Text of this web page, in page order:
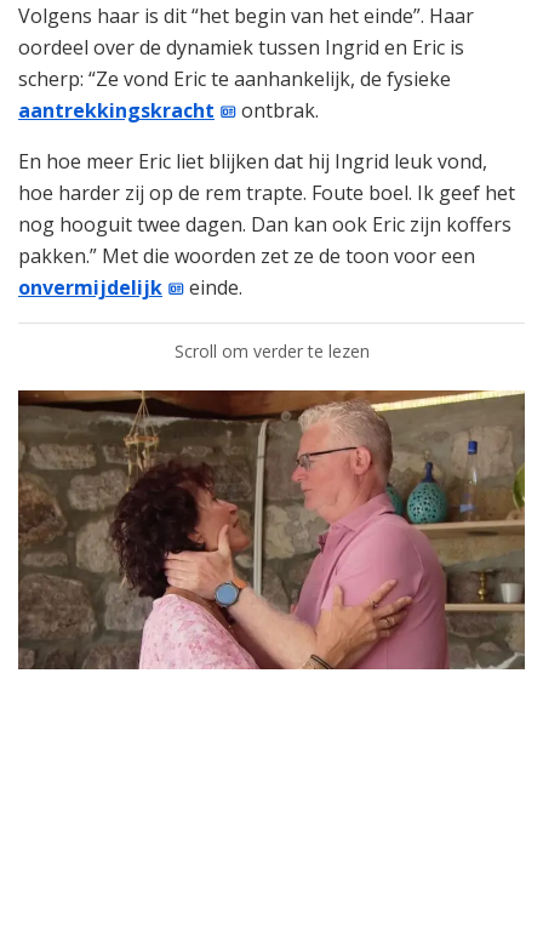
Volgens haar is dit “het begin van het einde”. Haar
oordeel over de dynamiek tussen Ingrid en Eric is
scherp: “Ze vond Eric te aanhankelijk, de fysieke
aantrekkingskracht
ontbrak.
En hoe meer Eric liet blijken dat hij Ingrid leuk vond,
hoe harder zij op de rem trapte. Foute boel. Ik geef het
nog hooguit twee dagen. Dan kan ook Eric zijn koffers
pakken.” Met die woorden zet ze de toon voor een
onvermijdelijk
einde.
Scroll om verder te lezen